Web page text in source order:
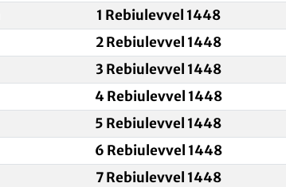
1 Rebiulevvel 1448
2 Rebiulevvel 1448
3 Rebiulevvel 1448
4 Rebiulevvel 1448
5 Rebiulevvel 1448
6 Rebiulevvel 1448
7 Rebiulevvel 1448